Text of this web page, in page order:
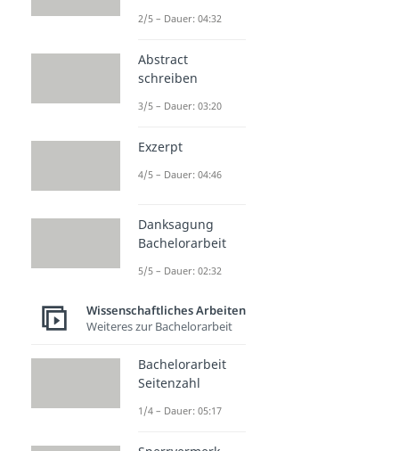
2/5 – Dauer: 04:32
Abstract
schreiben
3/5 – Dauer: 03:20
Exzerpt
4/5 – Dauer: 04:46
Danksagung
Bachelorarbeit
5/5 – Dauer: 02:32
Wissenschaftliches Arbeiten
Weiteres zur Bachelorarbeit
Bachelorarbeit
Seitenzahl
1/4 – Dauer: 05:17